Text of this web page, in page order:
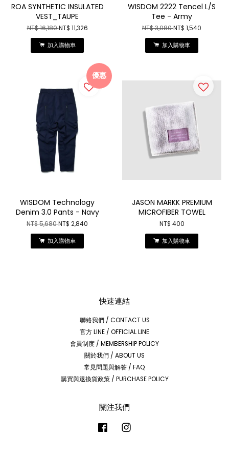
ROA SYNTHETIC INSULATED
VEST_TAUPE
NT$ 16,180NT$ 11,326
加入購物車
WISDOM 2222 Tencel L/S
Tee - Army
NT$ 3,080NT$ 1,540
加入購物車
優惠
WISDOM Technology
Denim 3.0 Pants - Navy
NT$ 5,680NT$ 2,840
加入購物車
JASON MARKK PREMIUM
MICROFIBER TOWEL
NT$ 400
加入購物車
快速連結
聯絡我們 / CONTACT US
官方 LINE / OFFICIAL LINE
會員制度 / MEMBERSHIP POLICY
關於我們 / ABOUT US
常見問題與解答 / FAQ
購買與退換貨政策 / PURCHASE POLICY
關注我們
Facebook